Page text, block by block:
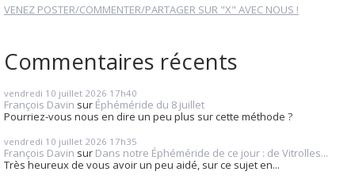
VENEZ POSTER/COMMENTER/PARTAGER SUR "X" AVEC NOUS !
Commentaires récents
vendredi 10 juillet 2026 17h40
François Davin sur Éphéméride du 8 juillet
Pourriez-vous nous en dire un peu plus sur cette méthode ?
vendredi 10 juillet 2026 17h35
François Davin sur Dans notre Éphéméride de ce jour : de Vitrolles...
Très heureux de vous avoir un peu aidé, sur ce sujet en...